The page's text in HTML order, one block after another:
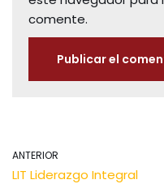
comente.
ANTERIOR
LIT Liderazgo Integral